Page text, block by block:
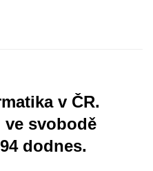
v ČR.
svobodě
dodnes.